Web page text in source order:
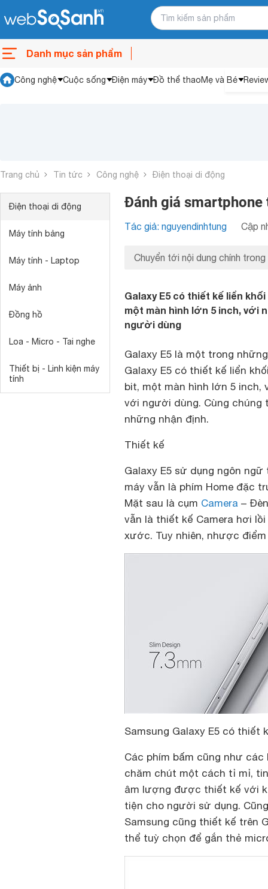
Danh mục sản phẩm
Công nghệ Cuộc sống Điện máy Đồ thể thaoMẹ và Bé
Trang chủ Tin tức Công nghệ Điện thoại di động
Điện thoại di động
Máy tính bảng
Máy tính - Laptop
Máy ảnh
Đồng hồ
Loa - Micro - Tai nghe
Thiết bị - Linh kiện máy
tính
Đánh giá smartphone
Tác giả: nguyendinhtung Cập
Chuyển tới nội dung chính trong
Galaxy E5 có thiết kế liển
một màn hình lớn 5 inch, với
người dùng
Galaxy E5 là một trong
Galaxy E5 có thiết kế liển
bit, một màn hình lớn 5 inch,
với người dùng. Cùng
những nhận định.
Thiết kế
Galaxy E5 sử dụng ngôn
máy vẫn là phím Home đặc
Mặt sau là cụm Camera –
vẫn là thiết kế Camera hơi
xước. Tuy nhiên, nhược
Samsung Galaxy E5 có thiết
Các phím bấm cũng như
chăm chút một cách tỉ mỉ,
âm lượng được thiết kế với
tiện cho người sử dụng.
Samsung cũng thiết kế trên
thể tuỳ chọn để gắn thẻ